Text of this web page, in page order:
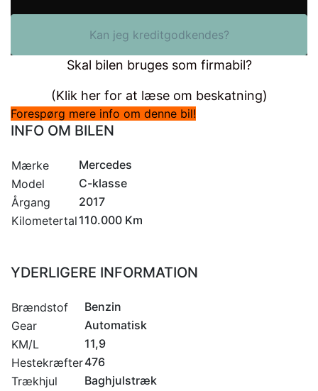
Kan jeg kreditgodkendes?
Skal bilen bruges som firmabil?
(Klik her for at læse om beskatning)
Forespørg mere info om denne bil!
INFO OM BILEN
Mærke
Mercedes
Model
C-klasse
Årgang
2017
Kilometertal 110.000 Km
YDERLIGERE INFORMATION
Brændstof
Benzin
Gear
Automatisk
KM/L
11,9
Hestekræfter476
Trækhjul
Baghjulstræk